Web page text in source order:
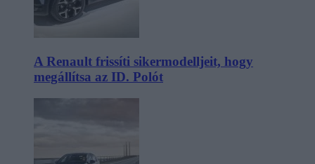
A Renault frissíti sikermodelljeit, hogy
megállítsa az ID. Polót